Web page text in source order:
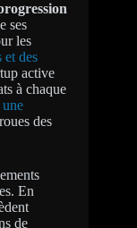
ses
les
et des
active
à chaque
une
des
En
de